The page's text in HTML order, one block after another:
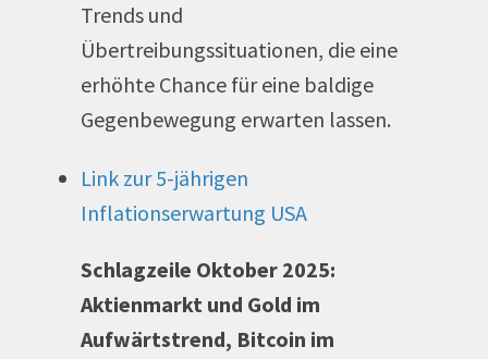
Trends und
Übertreibungssituationen, die eine
erhöhte Chance für eine baldige
Gegenbewegung erwarten lassen.
Link zur 5-jährigen
Inflationserwartung USA
Schlagzeile Oktober 2025:
Aktienmarkt und Gold im
Aufwärtstrend, Bitcoin im